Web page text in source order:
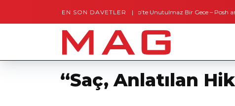
EN SON DAVETLER
Gaziantep’te Unutulmaz Bir Gece – Posh and
“Saç, Anlatılan